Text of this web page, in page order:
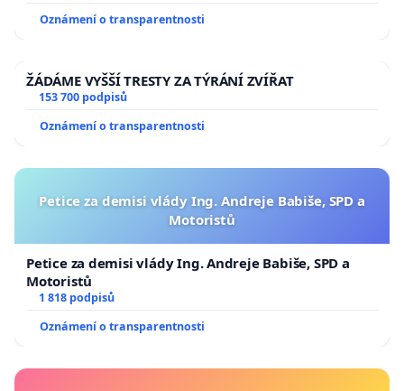
Oznámení o transparentnosti
ŽÁDÁME VYŠŠÍ TRESTY ZA TÝRÁNÍ ZVÍŘAT
153 700 podpisů
Oznámení o transparentnosti
Petice za demisi vlády Ing. Andreje Babiše, SPD a
Motoristů
Petice za demisi vlády Ing. Andreje Babiše, SPD a
Motoristů
1 818 podpisů
Oznámení o transparentnosti